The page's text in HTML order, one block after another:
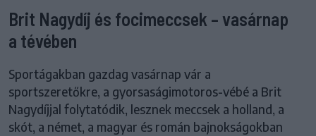
Brit Nagydíj és focimeccsek – vasárnap
a tévében
Sportágakban gazdag vasárnap vár a
sportszeretőkre, a gyorsaságimotoros-vébé a Brit
Nagydíjjal folytatódik, lesznek meccsek a holland, a
skót, a német, a magyar és román bajnokságokban